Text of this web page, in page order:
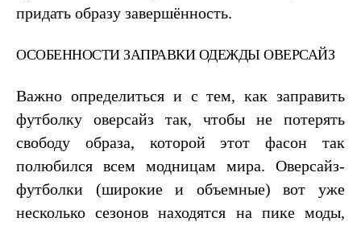
придать образу завершённость.
ОСОБЕННОСТИ ЗАПРАВКИ ОДЕЖДЫ ОВЕРСАЙЗ
Важно определиться и с тем, как заправить
футболку оверсайз так, чтобы не потерять
свободу образа, которой этот фасон так
полюбился всем модницам мира. Оверсайз-
футболки (широкие и объемные) вот уже
несколько сезонов находятся на пике моды,